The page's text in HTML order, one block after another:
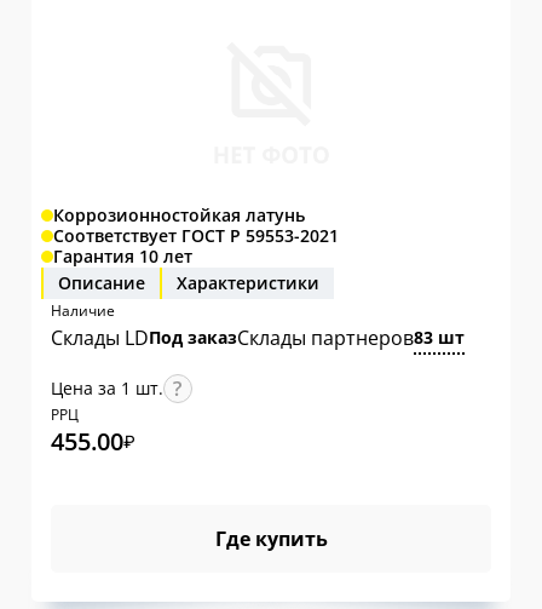
Коррозионностойкая латунь
Соответствует ГОСТ Р 59553-2021
Гарантия 10 лет
Описание
Характеристики
Наличие
Склады LDПод заказСклады партнеров83 шт
Цена за 1 шт.
РРЦ
455.00₽
Где купить